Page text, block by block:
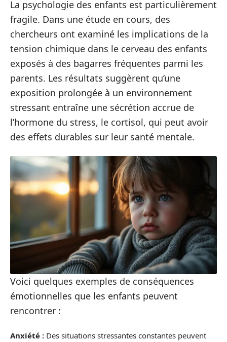
La psychologie des enfants est particulièrement
fragile. Dans une étude en cours, des
chercheurs ont examiné les implications de la
tension chimique dans le cerveau des enfants
exposés à des bagarres fréquentes parmi les
parents. Les résultats suggèrent qu’une
exposition prolongée à un environnement
stressant entraîne une sécrétion accrue de
l’hormone du stress, le cortisol, qui peut avoir
des effets durables sur leur santé mentale.
Voici quelques exemples de conséquences
émotionnelles que les enfants peuvent
rencontrer :
Anxiété : Des situations stressantes constantes peuvent